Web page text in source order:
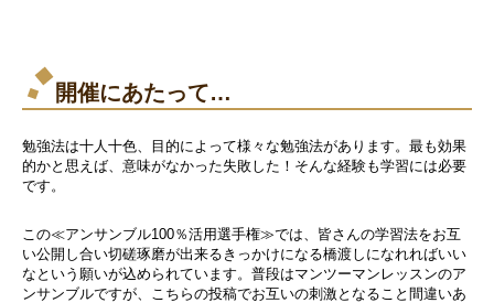
開催にあたって…
勉強法は十人十色、目的によって様々な勉強法があります。最も効果
的かと思えば、意味がなかった失敗した！そんな経験も学習には必要
です。
この≪アンサンブル100％活用選手権≫では、皆さんの学習法をお互
い公開し合い切磋琢磨が出来るきっかけになる橋渡しになれればいい
なという願いが込められています。普段はマンツーマンレッスンのア
ンサンブルですが、こちらの投稿でお互いの刺激となること間違いあ